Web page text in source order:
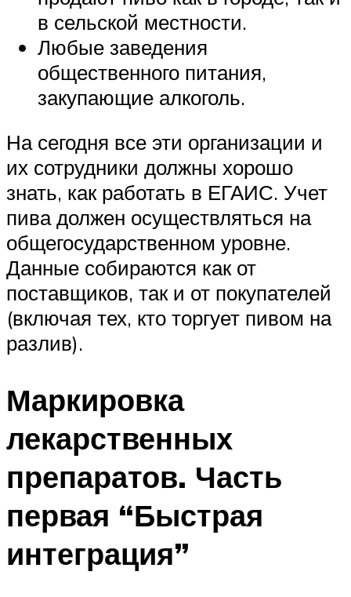
в сельской местности.
Любые заведения
общественного питания,
закупающие алкоголь.
На сегодня все эти организации и
их сотрудники должны хорошо
знать, как работать в ЕГАИС. Учет
пива должен осуществляться на
общегосударственном уровне.
Данные собираются как от
поставщиков, так и от покупателей
(включая тех, кто торгует пивом на
разлив).
Маркировка
лекарственных
препаратов. Часть
первая “Быстрая
интеграция”